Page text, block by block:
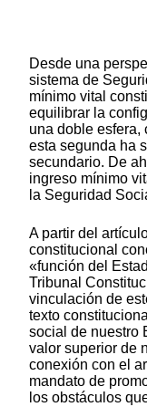
Desde una
sistema de
mínimo vital
equilibrar la
una doble esfera,
esta segunda ha
secundario. De
ingreso mínimo
la Seguridad
A partir del
constitucional
«función del
Tribunal
vinculación de
texto
social de nuestro
valor superior de
conexión con el
mandato de
los obstáculos